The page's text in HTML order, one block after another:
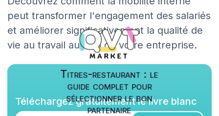
peut transformer l'engagement des salariés
et améliorer significativement la qualité de
vie au travail au sein de votre entreprise.
Titres-restaurant : le
guide complet pour
sélectionner le bon
partenaire
Téléchargez gratuitement le livre blanc